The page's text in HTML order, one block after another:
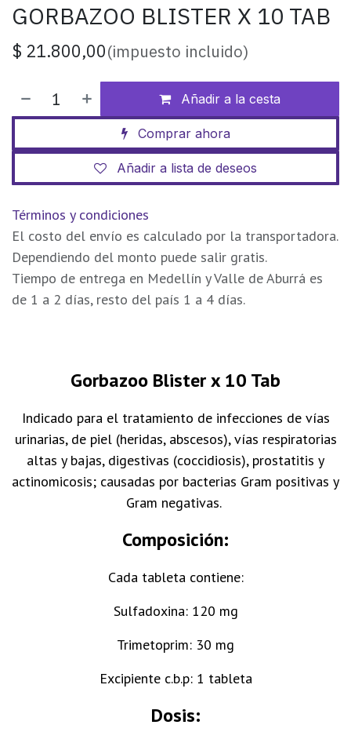
GORBAZOO BLISTER X 10 TAB
$ 21.800,00(impuesto incluido)
Añadir a la cesta
Comprar ahora
Añadir a lista de deseos
Términos y condiciones
El costo del envío es calculado por la transportadora.
Dependiendo del monto puede salir gratis.
Tiempo de entrega en Medellín y Valle de Aburrá es
de 1 a 2 días, resto del país 1 a 4 días.
Gorbazoo Blister x 10 Tab
Indicado para el tratamiento de infecciones de vías
urinarias, de piel (heridas, abscesos), vías respiratorias
altas y bajas, digestivas (coccidiosis), prostatitis y
actinomicosis; causadas por bacterias Gram positivas y
Gram negativas.
Composición:
Cada tableta contiene:
Sulfadoxina: 120 mg
Trimetoprim: 30 mg
Excipiente c.b.p: 1 tableta
​Dosis: